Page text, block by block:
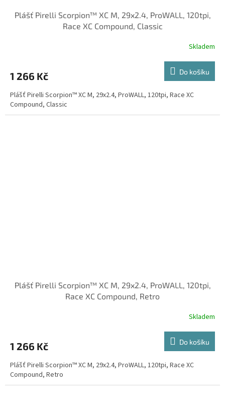
Plášť Pirelli Scorpion™ XC M, 29x2.4, ProWALL, 120tpi,
Race XC Compound, Classic
Skladem
1 266 Kč Do košíku
Plášť Pirelli Scorpion™ XC M, 29x2.4, ProWALL, 120tpi, Race XC
Compound, Classic
Plášť Pirelli Scorpion™ XC M, 29x2.4, ProWALL, 120tpi,
Race XC Compound, Retro
Skladem
1 266 Kč Do košíku
Plášť Pirelli Scorpion™ XC M, 29x2.4, ProWALL, 120tpi, Race XC
Compound, Retro